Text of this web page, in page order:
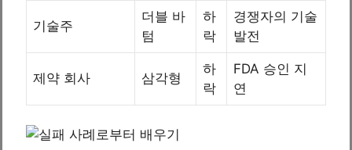
기술주
더블 바
텀
하
락
경쟁자의 기술
발전
제약 회사 삼각형
하
락
FDA 승인 지
연